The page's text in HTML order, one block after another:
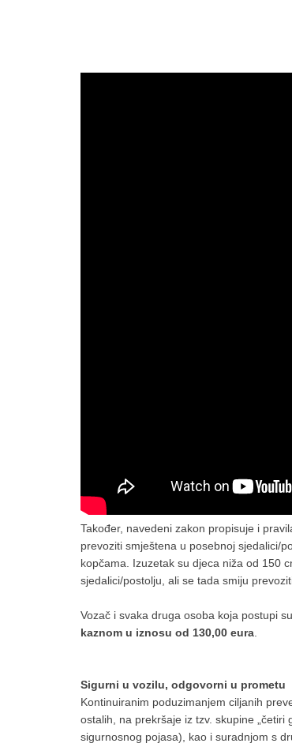
Također, navedeni zakon propisuje i
prevoziti smještena u posebnoj sjedalici/
kopčama. Izuzetak su djeca niža od 150
sjedalici/postolju, ali se tada smiju
Vozač i svaka druga osoba koja postupi
kaznom u iznosu od 130,00 eura
Sigurni u vozilu, odgovorni u prometu
Kontinuiranim poduzimanjem ciljanih
ostalih, na prekršaje iz tzv. skupine
sigurnosnog pojasa), kao i suradnjom s